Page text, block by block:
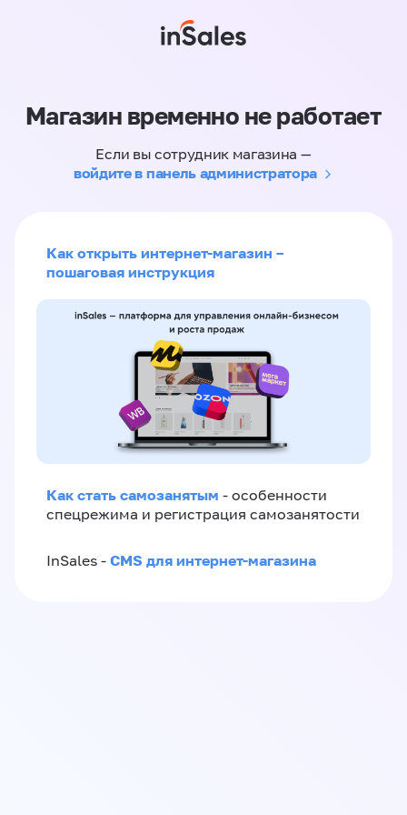
Магазин временно не работает
Если вы сотрудник магазина —
войдите в панель администратора
Как открыть интернет-магазин –
пошаговая инструкция
Как стать самозанятым - особенности
спецрежима и регистрация самозанятости
InSales - CMS для интернет-магазина